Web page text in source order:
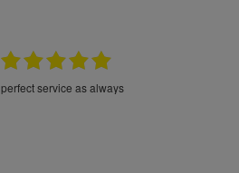
perfect service as always